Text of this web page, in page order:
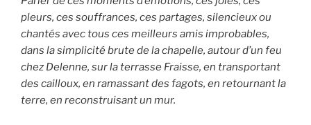
pleurs, ces souffrances, ces partages, silencieux ou
chantés avec tous ces meilleurs amis improbables,
dans la simplicité brute de la chapelle, autour d’un feu
chez Delenne, sur la terrasse Fraisse, en transportant
des cailloux, en ramassant des fagots, en retournant la
terre, en reconstruisant un mur.